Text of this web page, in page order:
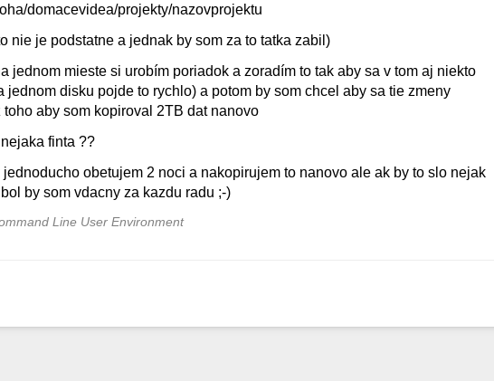
domacevidea/projekty/nazovprojektu
nie je podstatne a jednak by som za to tatka zabil)
jednom mieste si urobím poriadok a zoradím to tak aby sa v tom aj niekto
disku pojde to rychlo) a potom by som chcel aby sa tie zmeny
aby som kopiroval 2TB dat nanovo
finta ??
obetujem 2 noci a nakopirujem to nanovo ale ak by to slo nejak
by som vdacny za kazdu radu ;-)
Line User Environment